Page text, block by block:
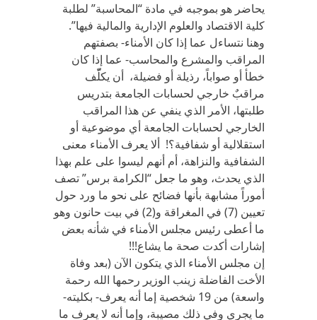
يحاضر هو بموجبه في مادة “المحاسبة” لطلبة
كلية الاقتصاد والعلوم الإدارية والمالية فيها”.
وهنا نتساءل عما إذا كان الأمناء- بصفتهم
المراقب والمشرع والمحاسب- عما إذا كان
خطأ أو صواباً، رذيلة أو فضيلة، أن يكلّّف
مراقبٌ خارجي لحسابات الجامعة بتدريس
طلبتها، الأمر الذي ينفي عن هذا المراقب
الخارجي لحسابات الجامعة أي موضوعية أو
استقلالية أو شفافية؟! ألا يعرف الأمناء معنى
الشفافية والنزاهة، أم أنهم ليسوا على علم بهذا
الذي يحدث، وهو ما جعل “الكرامة برس” تصف
أموراً مشابهة بأنها فضائح على نحو ما ورد حول
تعيين (7) في المغراقة و(2) في بيت حانون وهو
ما أعطى رئيس مجلس الأمناء في شأنه بعض
إشارات أكدت صحة ما يشاع!!!
إن مجلس الأمناء الذي يتكون الآن (بعد وفاة
الأخت الفاضلة زينب الوزير رحمها الله رحمة
واسعة) من 19 شخصية إما أنه يعرف- بكليته-
ما يجري وفي ذلك مصيبة، وإما أنه لا يعرف ما